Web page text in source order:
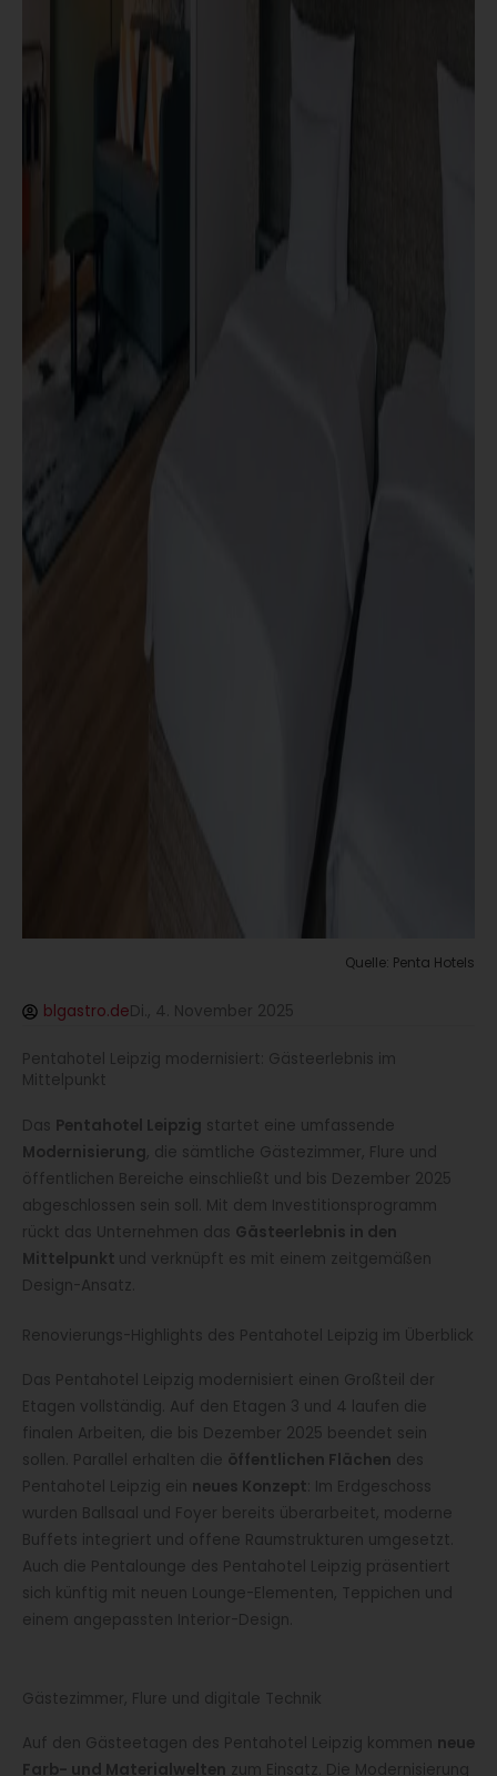
Quelle: Penta Hotels
blgastro.deDi., 4. November 2025
Pentahotel Leipzig modernisiert: Gästeerlebnis im
Mittelpunkt
Das Pentahotel Leipzig startet eine umfassende
Modernisierung, die sämtliche Gästezimmer, Flure und
öffentlichen Bereiche einschließt und bis Dezember 2025
abgeschlossen sein soll. Mit dem Investitionsprogramm
rückt das Unternehmen das Gästeerlebnis in den
Mittelpunkt und verknüpft es mit einem zeitgemäßen
Design-Ansatz.
Renovierungs-Highlights des Pentahotel Leipzig im Überblick
Das Pentahotel Leipzig modernisiert einen Großteil der
Etagen vollständig. Auf den Etagen 3 und 4 laufen die
finalen Arbeiten, die bis Dezember 2025 beendet sein
sollen. Parallel erhalten die öffentlichen Flächen des
Pentahotel Leipzig ein neues Konzept : Im Erdgeschoss
wurden Ballsaal und Foyer bereits überarbeitet, moderne
Buffets integriert und offene Raumstrukturen umgesetzt.
Auch die Pentalounge des Pentahotel Leipzig präsentiert
sich künftig mit neuen Lounge-Elementen, Teppichen und
einem angepassten Interior-Design.
Gästezimmer, Flure und digitale Technik
Auf den Gästeetagen des Pentahotel Leipzig kommen neue
Farb- und Materialwelten zum Einsatz. Die Modernisierung